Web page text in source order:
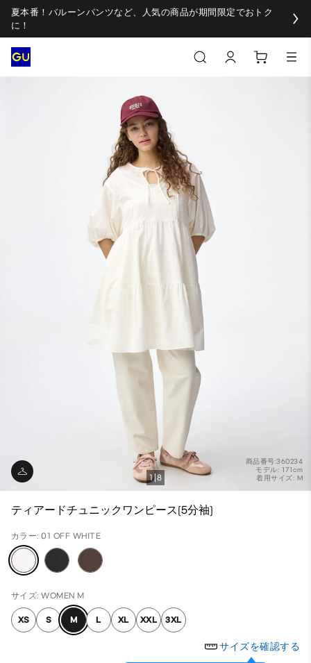
夏本番！バルーンパンツなど、人気の商品が期間限定でおトク
に！
商品番号:360234
モデル: 171cm
着用サイズ: M
1 8
ティアードチュニックワンピース(5分袖)
カラー: 01 OFF WHITE
サイズ: WOMEN M
XS S M L XL XXL 3XL
サイズを確認する